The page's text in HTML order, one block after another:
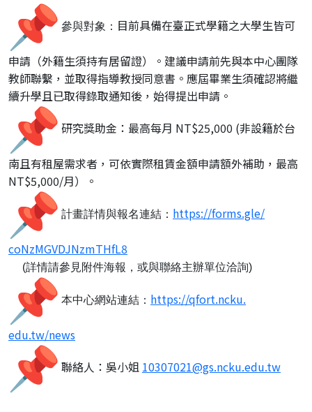
參與對象： 目前具備在臺正式學籍之大學生皆可
申請（外籍生須持有居留證）。建議申請前先與本中心團隊
教師聯繫， 並取得指導教授同意書。 應屆畢業生須確認將繼
續升學且已取得錄取通知後，始得提出申請。
研究獎助金：最高每月 NT$25,000 (非設籍於台
南且有租屋需求者，可依實際租賃金額申請額外補助， 最高
NT$5,000/月）。
計畫詳情與報名連結： https://forms.gle/
coNzMGVDJNzmTHfL8
(詳情請參見附件海報，或與聯絡主辦單位洽詢)
本中心網站連結： https://qfort.ncku.
edu.tw/news
聯絡人：吳小姐 10307021@gs.ncku.edu.tw